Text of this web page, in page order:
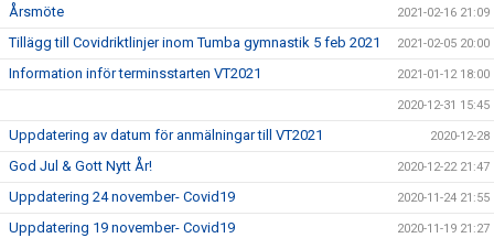
Årsmöte 2021-02-16 21:09
Tillägg till Covidriktlinjer inom Tumba gymnastik 5 feb 2021 2021-02-05 20:00
Information inför terminsstarten VT2021 2021-01-12 18:00
2020-12-31 15:45
Uppdatering av datum för anmälningar till VT2021 2020-12-28
God Jul & Gott Nytt År! 2020-12-22 21:47
Uppdatering 24 november- Covid19 2020-11-24 21:55
Uppdatering 19 november- Covid19 2020-11-19 21:27